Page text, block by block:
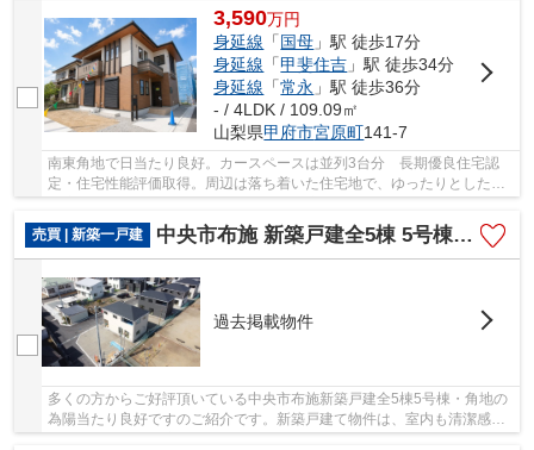
3,590万円
身延線 「国母 」駅 徒歩17分
身延線 「甲斐住吉 」駅 徒歩34分
身延線 「常永 」駅 徒歩36分
- / 4LDK / 109.09㎡
山梨県甲府市宮原町141-7
南東角地で日当たり良好。カースペースは並列3台分 長期優良住宅認
定・住宅性能評価取得。周辺は落ち着いた住宅地で、ゆったりとした住
環境が魅力です。また、イオンモール甲府昭和な...
売買 | 新築一戸建
中央市布施 新築戸建全5棟 5号棟・角地の為陽当たり良好です
過去掲載物件
多くの方からご好評頂いている中央市布施新築戸建全5棟5号棟・角地の
為陽当たり良好ですのご紹介です。新築戸建て物件は、室内も清潔感が
あり、清々しい環境です。ベタ基礎による建築...